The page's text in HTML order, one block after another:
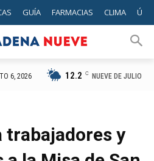
GUÍA FARMACIAS CLIMA
6, 2026 12.2 C NUEVE DE JULIO
trabajadores y